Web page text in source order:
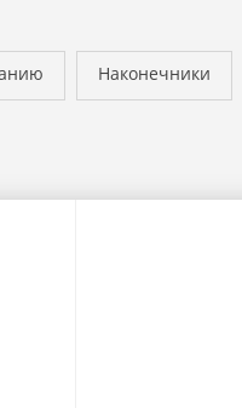
Наконечники